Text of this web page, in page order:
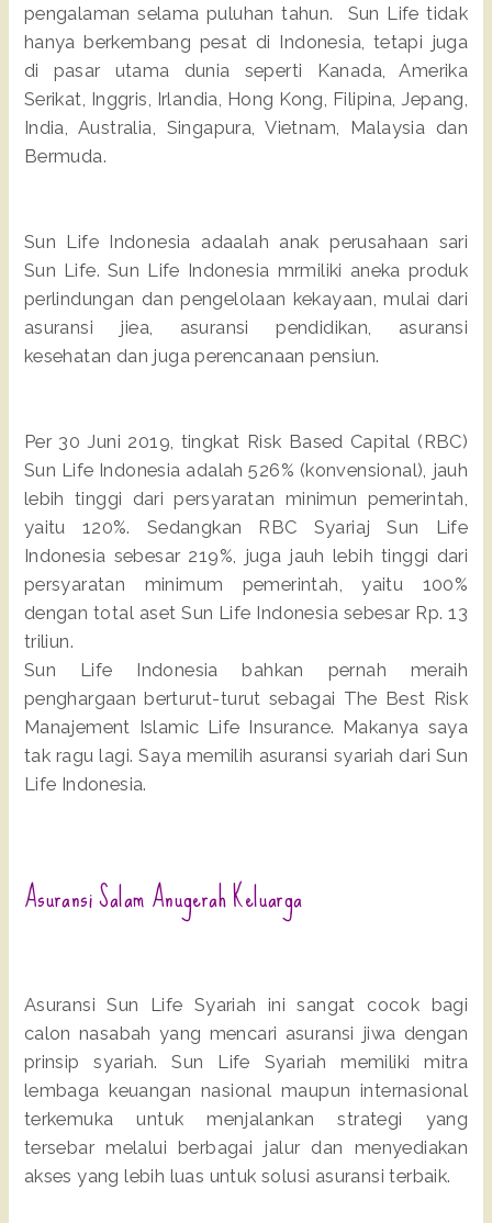
pengalaman selama puluhan tahun. Sun Life tidak
hanya berkembang pesat di Indonesia, tetapi juga
di pasar utama dunia seperti Kanada, Amerika
Serikat, Inggris, Irlandia, Hong Kong, Filipina, Jepang,
India, Australia, Singapura, Vietnam, Malaysia dan
Bermuda.
Sun Life Indonesia adaalah anak perusahaan sari
Sun Life. Sun Life Indonesia mrmiliki aneka produk
perlindungan dan pengelolaan kekayaan, mulai dari
asuransi jiea, asuransi pendidikan, asuransi
kesehatan dan juga perencanaan pensiun.
Per 30 Juni 2019, tingkat Risk Based Capital (RBC)
Sun Life Indonesia adalah 526% (konvensional), jauh
lebih tinggi dari persyaratan minimun pemerintah,
yaitu 120%. Sedangkan RBC Syariaj Sun Life
Indonesia sebesar 219%, juga jauh lebih tinggi dari
persyaratan minimum pemerintah, yaitu 100%
dengan total aset Sun Life Indonesia sebesar Rp. 13
triliun.
Sun Life Indonesia bahkan pernah meraih
penghargaan berturut-turut sebagai The Best Risk
Manajement Islamic Life Insurance. Makanya saya
tak ragu lagi. Saya memilih asuransi syariah dari Sun
Life Indonesia.
Asuransi Salam Anugerah Keluarga
Asuransi Sun Life Syariah ini sangat cocok bagi
calon nasabah yang mencari asuransi jiwa dengan
prinsip syariah. Sun Life Syariah memiliki mitra
lembaga keuangan nasional maupun internasional
terkemuka untuk menjalankan strategi yang
tersebar melalui berbagai jalur dan menyediakan
akses yang lebih luas untuk solusi asuransi terbaik.